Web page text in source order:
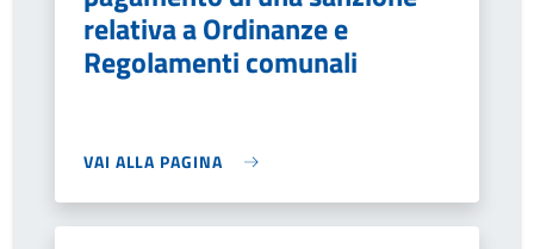
relativa a Ordinanze e
Regolamenti comunali
VAI ALLA PAGINA